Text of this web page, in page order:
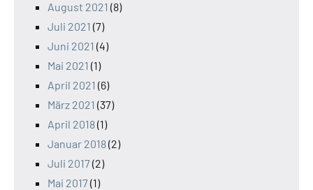
August 2021 (8)
Juli 2021 (7)
Juni 2021 (4)
Mai 2021 (1)
April 2021 (6)
März 2021 (37)
April 2018(1)
Januar 2018(2)
Juli 2017(2)
Mai 2017(1)